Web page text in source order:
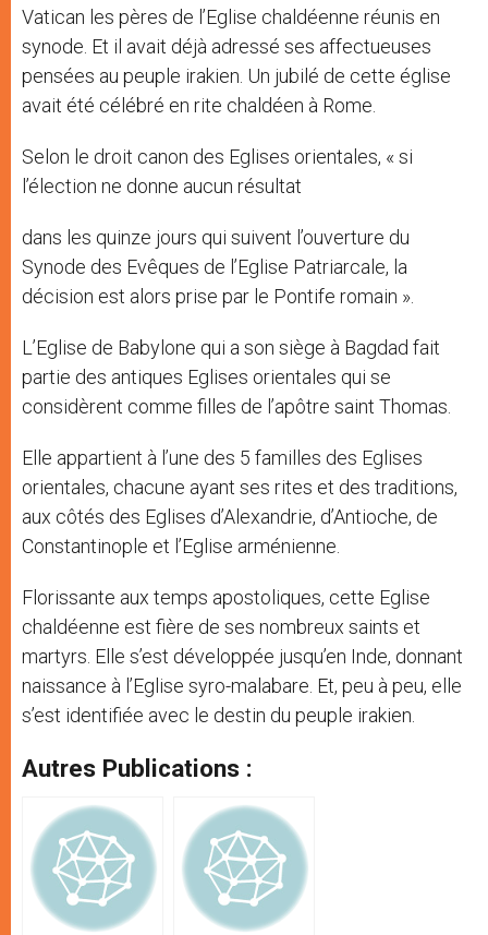
Vatican les pères de l’Eglise chaldéenne réunis en
synode. Et il avait déjà adressé ses affectueuses
pensées au peuple irakien. Un jubilé de cette église
avait été célébré en rite chaldéen à Rome.
Selon le droit canon des Eglises orientales, « si
l’élection ne donne aucun résultat
dans les quinze jours qui suivent l’ouverture du
Synode des Evêques de l’Eglise Patriarcale, la
décision est alors prise par le Pontife romain ».
L’Eglise de Babylone qui a son siège à Bagdad fait
partie des antiques Eglises orientales qui se
considèrent comme filles de l’apôtre saint Thomas.
Elle appartient à l’une des 5 familles des Eglises
orientales, chacune ayant ses rites et des traditions,
aux côtés des Eglises d’Alexandrie, d’Antioche, de
Constantinople et l’Eglise arménienne.
Florissante aux temps apostoliques, cette Eglise
chaldéenne est fière de ses nombreux saints et
martyrs. Elle s’est développée jusqu’en Inde, donnant
naissance à l’Eglise syro-malabare. Et, peu à peu, elle
s’est identifiée avec le destin du peuple irakien.
Autres Publications :